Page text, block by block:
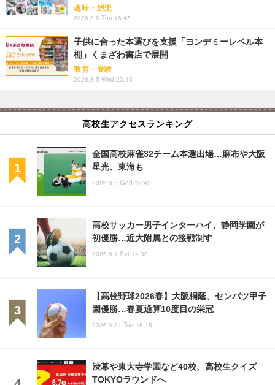
趣味・娯楽
2026.8.6 Thu 16:45
子供に合った本選びを支援「ヨンデミーレベル本
棚」くまざわ書店で展開
教育・受験
2026.8.5 Wed 23:45
高校生アクセスランキング
全国高校麻雀32チーム本選出場…麻布や大阪
星光、東海も
2026.8.5 Wed 19:45
高校サッカー男子インターハイ、静岡学園が
初優勝…近大附属との接戦制す
2026.8.1 Sat 14:38
【高校野球2026春】大阪桐蔭、センバツ甲子
園優勝…春夏通算10度目の栄冠
2026.3.31 Tue 16:15
渋幕や東大寺学園など40校、高校生クイズ
TOKYOラウンドへ